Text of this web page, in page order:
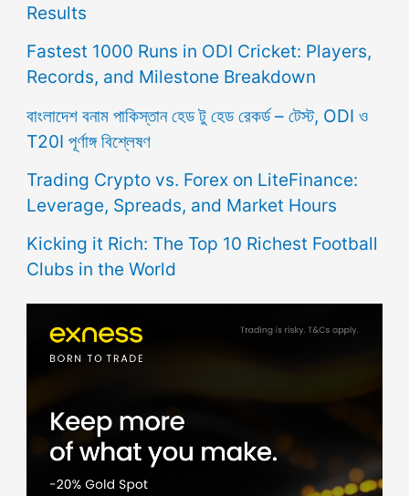
Results
Fastest 1000 Runs in ODI Cricket: Players,
Records, and Milestone Breakdown
বাংলাদেশ বনাম পাকিস্তান হেড টু হেড রেকর্ড – টেস্ট, ODI ও
T20I পূর্ণাঙ্গ বিশ্লেষণ
Trading Crypto vs. Forex on LiteFinance:
Leverage, Spreads, and Market Hours
Kicking it Rich: The Top 10 Richest Football
Clubs in the World